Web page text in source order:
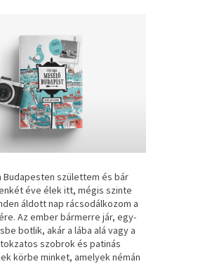
Budapesten születtem és bár
éve élek itt, mégis szinte
áldott nap rácsodálkozom a
Az ember bármerre jár, egy-
botlik, akár a lába alá vagy a
szobrok és patinás
körbe minket, amelyek némán